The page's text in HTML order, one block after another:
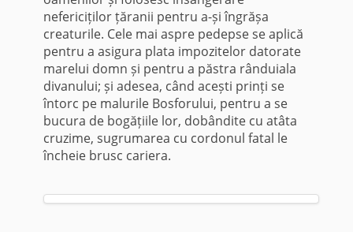
nefericiților țăranii pentru a-și îngrășa
creaturile. Cele mai aspre pedepse se aplică
pentru a asigura plata impozitelor datorate
marelui domn și pentru a păstra rânduiala
divanului; și adesea, când acești prinți se
întorc pe malurile Bosforului, pentru a se
bucura de bogățiile lor, dobândite cu atâta
cruzime, sugrumarea cu cordonul fatal le
încheie brusc cariera.